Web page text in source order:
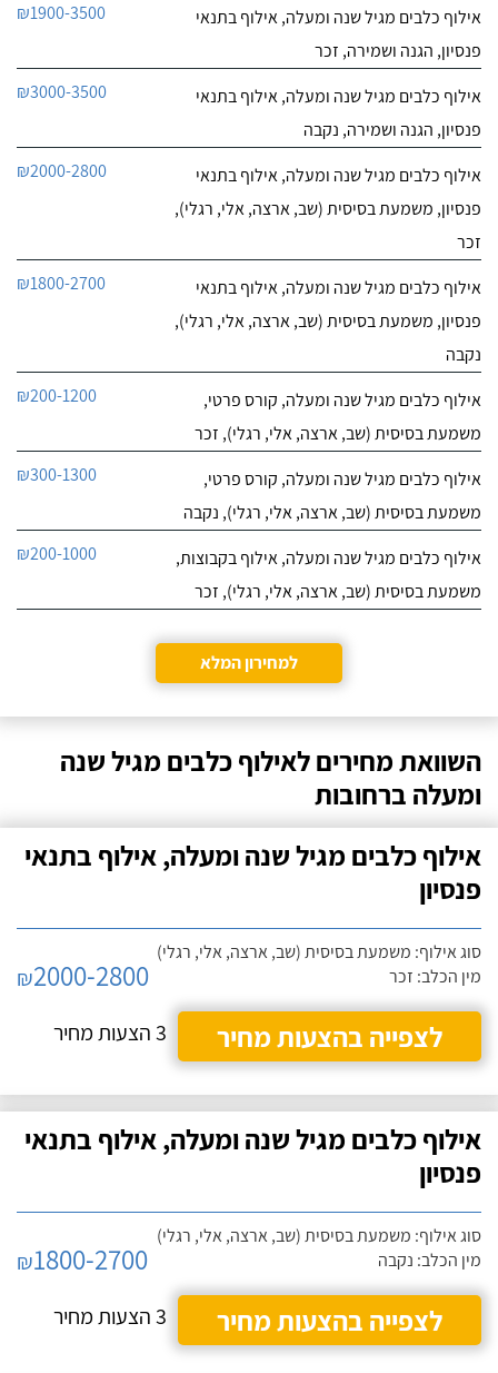
אילוף כלבים מגיל שנה ומעלה, אילוף בתנאי
פנסיון, הגנה ושמירה, זכר
₪1900-3500
אילוף כלבים מגיל שנה ומעלה, אילוף בתנאי
פנסיון, הגנה ושמירה, נקבה
₪3000-3500
אילוף כלבים מגיל שנה ומעלה, אילוף בתנאי
פנסיון, משמעת בסיסית (שב, ארצה, אלי, רגלי),
זכר
₪2000-2800
אילוף כלבים מגיל שנה ומעלה, אילוף בתנאי
פנסיון, משמעת בסיסית (שב, ארצה, אלי, רגלי),
נקבה
₪1800-2700
אילוף כלבים מגיל שנה ומעלה, קורס פרטי,
משמעת בסיסית (שב, ארצה, אלי, רגלי), זכר
₪200-1200
אילוף כלבים מגיל שנה ומעלה, קורס פרטי,
משמעת בסיסית (שב, ארצה, אלי, רגלי), נקבה
₪300-1300
אילוף כלבים מגיל שנה ומעלה, אילוף בקבוצות,
משמעת בסיסית (שב, ארצה, אלי, רגלי), זכר
₪200-1000
למחירון המלא
השוואת מחירים לאילוף כלבים מגיל שנה
ומעלה ברחובות
אילוף כלבים מגיל שנה ומעלה, אילוף בתנאי
פנסיון
סוג אילוף: משמעת בסיסית (שב, ארצה, אלי, רגלי)
מין הכלב: זכר
₪2000-2800
לצפייה בהצעות מחיר
3 הצעות מחיר
אילוף כלבים מגיל שנה ומעלה, אילוף בתנאי
פנסיון
סוג אילוף: משמעת בסיסית (שב, ארצה, אלי, רגלי)
מין הכלב: נקבה
₪1800-2700
לצפייה בהצעות מחיר
3 הצעות מחיר